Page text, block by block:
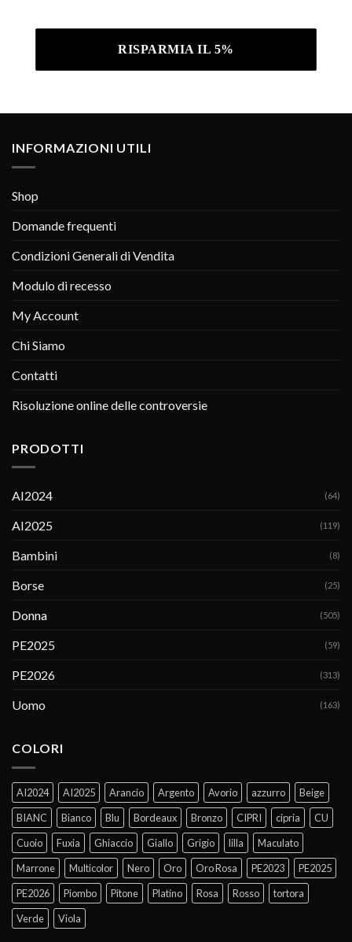
INFORMAZIONI UTILI
Shop
Domande frequenti
Condizioni Generali di Vendita
Modulo di recesso
My Account
Chi Siamo
Contatti
Risoluzione online delle controversie
PRODOTTI
AI2024 (64)
AI2025 (119)
Bambini (8)
Borse (25)
Donna (505)
PE2025 (59)
PE2026 (313)
Uomo (163)
COLORI
AI2024 AI2025 Arancio Argento Avorio azzurro
Beige
BIANC
Bianco Blu Bordeaux Bronzo CIPRI cipria
CU
Cuoio
Fuxia Ghiaccio Giallo Grigio lilla
Maculato
Marrone
Multicolor Nero Oro Oro Rosa PE2023
PE2025
PE2026
Piombo Pitone Platino Rosa Rosso
tortora
Verde
Viola